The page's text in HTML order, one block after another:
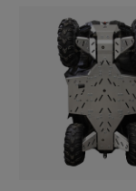
utan att påverka
modeller har
hål för oljebyte,
används
innebär detta ett
Oavsett om du